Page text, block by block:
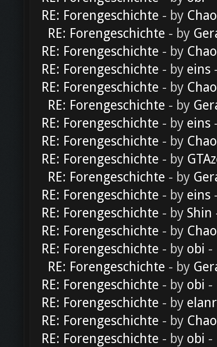
RE: Forengeschichte - by
RE: Forengeschichte - by
RE: Forengeschichte - by
RE: Forengeschichte - by eins
RE: Forengeschichte - by
RE: Forengeschichte - by
RE: Forengeschichte - by eins
RE: Forengeschichte - by
RE: Forengeschichte - by
RE: Forengeschichte - by
RE: Forengeschichte - by eins
RE: Forengeschichte - by Shin
RE: Forengeschichte - by
RE: Forengeschichte - by obi -
RE: Forengeschichte - by
RE: Forengeschichte - by obi -
RE: Forengeschichte - by
RE: Forengeschichte - by
RE: Forengeschichte - by obi -